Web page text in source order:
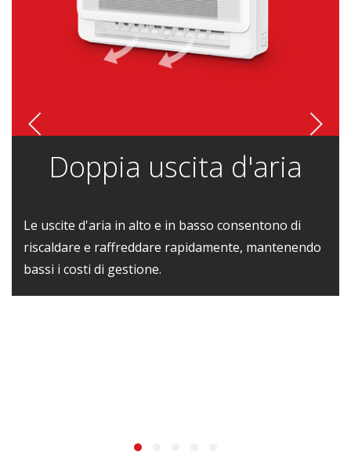
Doppia uscita d'aria
Le uscite d'aria in alto e in basso consentono di
riscaldare e raffreddare rapidamente, mantenendo
bassi i costi di gestione.